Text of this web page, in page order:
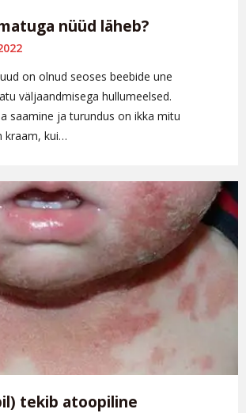
nüüd läheb?
on olnud seoses beebide une
väljaandmisega hullumeelsed.
saamine ja turundus on ikka mitu
kraam, kui…
tekib atoopiline